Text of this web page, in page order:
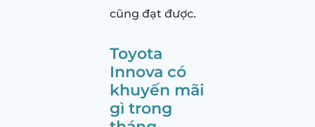
cũng đạt được.
Toyota
Innova có
khuyến mãi
gì trong